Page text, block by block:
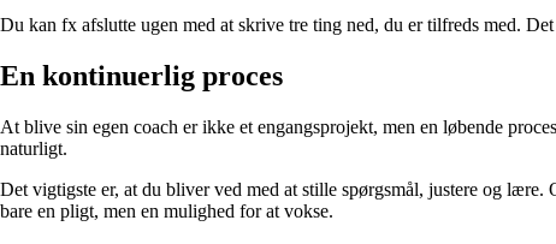
Du kan fx afslutte ugen med at skrive tre ting ned, du er tilfreds med.
En kontinuerlig proces
At blive sin egen coach er ikke et engangsprojekt, men en løbende
naturligt.
Det vigtigste er, at du bliver ved med at stille spørgsmål, justere og
bare en pligt, men en mulighed for at vokse.